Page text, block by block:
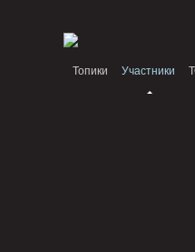
Топики Участники